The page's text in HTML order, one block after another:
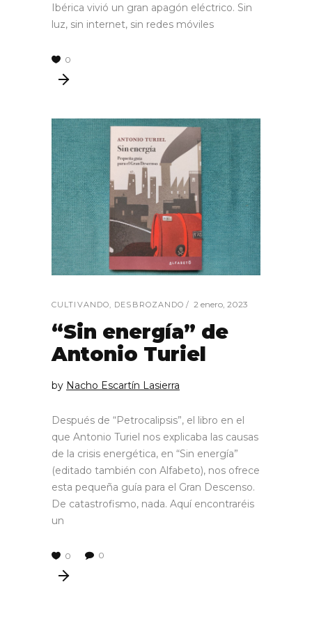
Ibérica vivió un gran apagón eléctrico. Sin
luz, sin internet, sin redes móviles
0
CULTIVANDO DESBROZANDO 2 enero, 2023
“Sin energía” de
Antonio Turiel
by Nacho Escartín Lasierra
Después de “Petrocalipsis”, el libro en el
que Antonio Turiel nos explicaba las causas
de la crisis energética, en “Sin energía”
(editado también con Alfabeto), nos ofrece
esta pequeña guía para el Gran Descenso.
De catastrofismo, nada. Aquí encontraréis
un
0 0